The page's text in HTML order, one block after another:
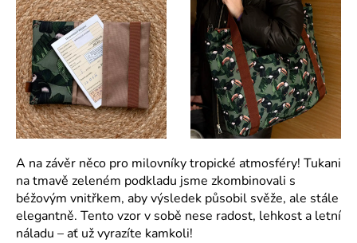
A na závěr něco pro milovníky tropické atmosféry! Tukani
na tmavě zeleném podkladu jsme zkombinovali s
béžovým vnitřkem, aby výsledek působil svěže, ale stále
elegantně. Tento vzor v sobě nese radost, lehkost a letní
náladu – ať už vyrazíte kamkoli!